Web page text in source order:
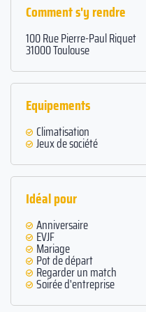
Comment s'y rendre
100 Rue Pierre-Paul Riquet
31000 Toulouse
Equipements
Climatisation
Jeux de société
Idéal pour
Anniversaire
EVJF
Mariage
Pot de départ
Regarder un match
Soirée d'entreprise